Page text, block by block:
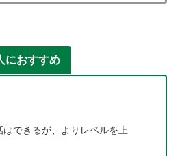
におすすめ
はできるが、よりレベルを上